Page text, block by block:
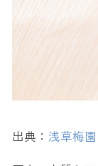
出典： 浅草梅園